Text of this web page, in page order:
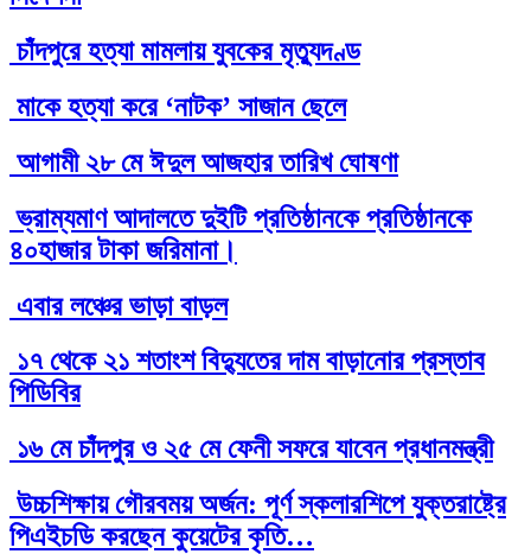
চাঁদপুরে হত্যা মামলায় যুবকের মৃত্যুদণ্ড
মাকে হত্যা করে ‘নাটক’ সাজান ছেলে
আগামী ২৮ মে ঈদুল আজহার তারিখ ঘোষণা
ভ্রাম্যমাণ আদালতে দুইটি প্রতিষ্ঠানকে প্রতিষ্ঠানকে
৪০হাজার টাকা জরিমানা।
এবার লঞ্চের ভাড়া বাড়ল
১৭ থেকে ২১ শতাংশ বিদ্যুতের দাম বাড়ানোর প্রস্তাব
পিডিবির
১৬ মে চাঁদপুর ও ২৫ মে ফেনী সফরে যাবেন প্রধানমন্ত্রী
উচ্চশিক্ষায় গৌরবময় অর্জন: পূর্ণ স্কলারশিপে যুক্তরাষ্ট্রে
পিএইচডি করছেন কুয়েটের কৃতি…